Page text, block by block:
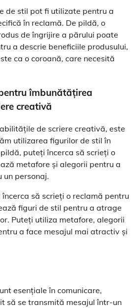
de stil pot fi utilizate pentru a
în reclamă. De pildă, o
de îngrijire a părului poate
a descrie beneficiile produsului,
ca o coroană, care necesită
îmbunătățirea
creativă
de scriere creativă, este
utilizarea figurilor de stil în
puteți încerca să scrieți o
metafore și alegorii pentru a
un personaj.
să scrieți o reclamă pentru
figuri de stil pentru a atrage
Puteți utiliza metafore, alegorii
a face mesajul mai atractiv și
esențiale în comunicare,
să se transmită mesajul într-un